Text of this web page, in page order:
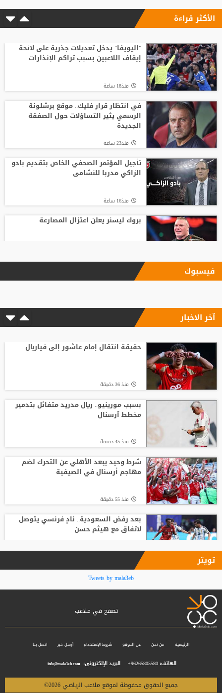
الأكثر قراءة
"اليويفا" يدخل تعديلات جذرية على لائحة
إيقاف اللاعبين بسبب تراكم الإنذارات
منذ18 ساعة
في انتظار قرار فليك.. موقع برشلونة
الرسمي يثير التساؤلات حول الصفقة
الجديدة
منذ23 ساعة
تأجيل المؤتمر الصحفي الخاص بتقديم بادو
الزاكي مدربا للنشامى
منذ16 ساعة
بروك ليسنر يعلن اعتزال المصارعة
بعد رفض السعودية.. نادٍ فرنسي يتوصل
الأردن
بعد حسم صفقة صلاح.. طرابزون سبور يكثف
ضغطه لضم نجم الهلال
الصاعقة تضرب الملعب مباشرة.. وفاة لاعب
شاب أمام أعين الجماهير
فيسبوك
آخر الاخبار
حقيقة انتقال إمام عاشور إلى فياريال
منذ 36 دقيقة
بسبب مورينيو.. ريال مدريد متفائل بتدمير
مخطط آرسنال
منذ 45 دقيقة
شرط وحيد يبعد الأهلي عن التحرك لضم
مهاجم أرسنال في الصيفية
منذ 55 دقيقة
بعد رفض السعودية.. نادٍ فرنسي يتوصل
لاتفاق مع هيثم حسن
لماذا يعد انتقال فينيسيوس إلى أرسنال
مقامرة؟
تويتر
Tweets by mala3eb
تصفح في ملاعب
الرئيسية من نحن عن الموقع شروط الإستخدام أرسل خبر اتصل بنا
الهاتف:96265805580+ البريد الإلكترونى: info@mala3eb.com
جميع الحقوق محفوظة لموقع ملاعب الرياضي 2026©